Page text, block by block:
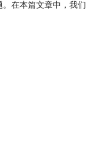
在本篇文章中，我们